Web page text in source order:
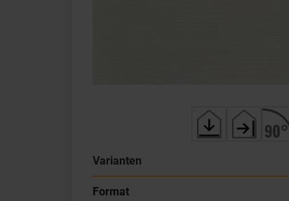
Varianten
Format